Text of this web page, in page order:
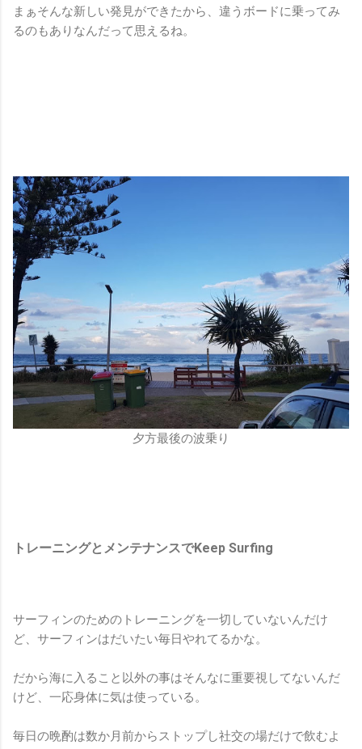
まぁそんな新しい発見ができたから、違うボードに乗ってみ
るのもありなんだって思えるね。
夕方最後の波乗り
トレーニングとメンテナンスでKeep Surfing
サーフィンのためのトレーニングを一切していないんだけ
ど、サーフィンはだいたい毎日やれてるかな。
だから海に入ること以外の事はそんなに重要視してないんだ
けど、一応身体に気は使っている。
毎日の晩酌は数か月前からストップし社交の場だけで飲むよ